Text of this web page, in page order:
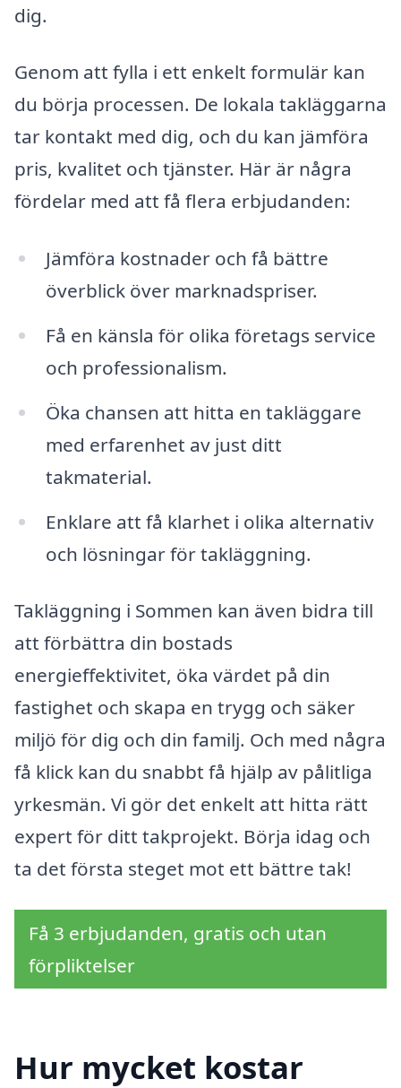
dig.
Genom att fylla i ett enkelt formulär kan
du börja processen. De lokala takläggarna
tar kontakt med dig, och du kan jämföra
pris, kvalitet och tjänster. Här är några
fördelar med att få flera erbjudanden:
Jämföra kostnader och få bättre
överblick över marknadspriser.
Få en känsla för olika företags service
och professionalism.
Öka chansen att hitta en takläggare
med erfarenhet av just ditt
takmaterial.
Enklare att få klarhet i olika alternativ
och lösningar för takläggning.
Takläggning i Sommen kan även bidra till
att förbättra din bostads
energieffektivitet, öka värdet på din
fastighet och skapa en trygg och säker
miljö för dig och din familj. Och med några
få klick kan du snabbt få hjälp av pålitliga
yrkesmän. Vi gör det enkelt att hitta rätt
expert för ditt takprojekt. Börja idag och
ta det första steget mot ett bättre tak!
Få 3 erbjudanden, gratis och utan
förpliktelser
Hur mycket kostar